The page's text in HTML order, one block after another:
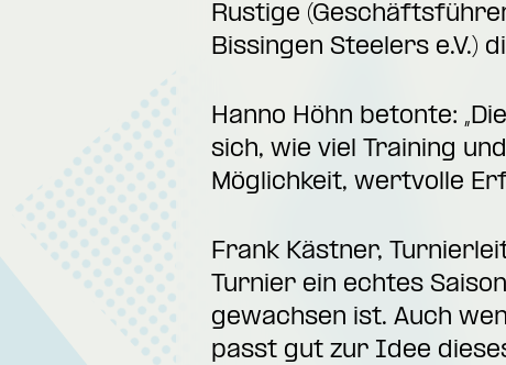
Rustige
Bissingen Steelers e.V.)
Hanno Höhn betonte:
sich, wie viel Training
Möglichkeit, wertvolle
Frank Kästner,
Turnier ein echtes
gewachsen ist. Auch
passt gut zur Idee